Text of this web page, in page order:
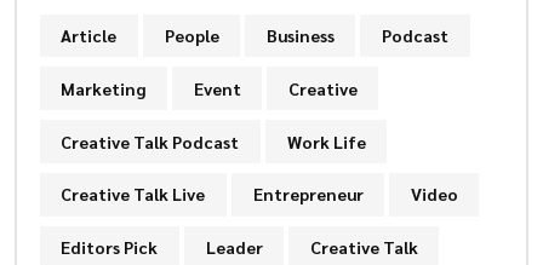
Article People Business Podcast
Marketing Event Creative
Creative Talk Podcast Work Life
Creative Talk Live Entrepreneur Video
Editors Pick Leader Creative Talk